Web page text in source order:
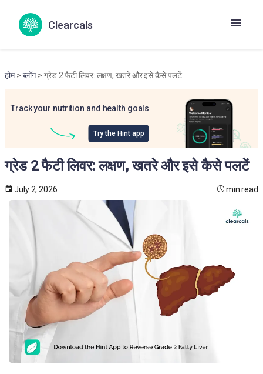
Clearcals
होम> ब्लॉग> ग्रेड 2 फैटी लिवर: लक्षण, खतरे और इसे कैसे पलटें
Track your nutrition and health goals
Try the Hint app
ग्रेड 2 फैटी लिवर: लक्षण, खतरे और इसे कैसे पलटें
July 2, 2026 min read